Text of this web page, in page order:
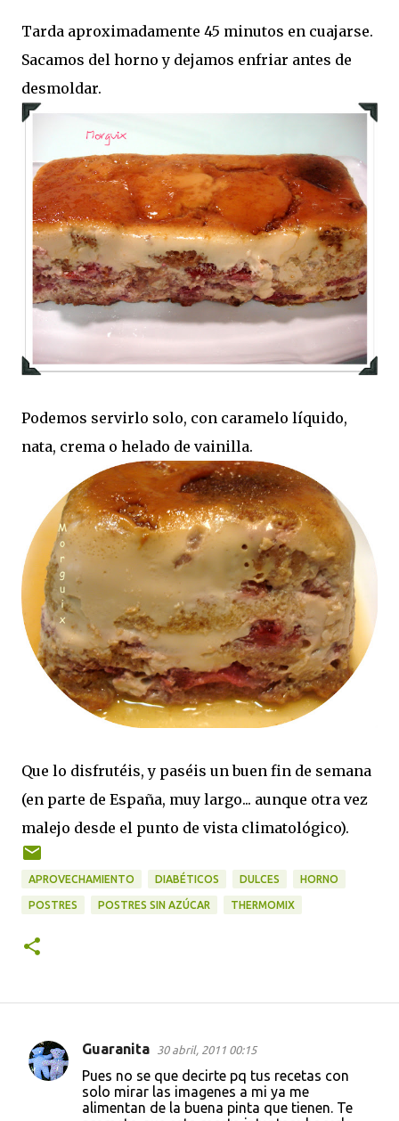
Tarda aproximadamente 45 minutos en cuajarse.
Sacamos del horno y dejamos enfriar antes de
desmoldar.
Podemos servirlo solo, con caramelo líquido,
nata, crema o helado de vainilla.
Que lo disfrutéis, y paséis un buen fin de semana
(en parte de España, muy largo... aunque otra vez
malejo desde el punto de vista climatológico).
APROVECHAMIENTO DIABÉTICOS DULCES HORNO
POSTRES POSTRES SIN AZÚCAR THERMOMIX
C
Guaranita 30 abril, 2011 00:15
Pues no se que decirte pq tus recetas con
solo mirar las imagenes a mi ya me
alimentan de la buena pinta que tienen. Te